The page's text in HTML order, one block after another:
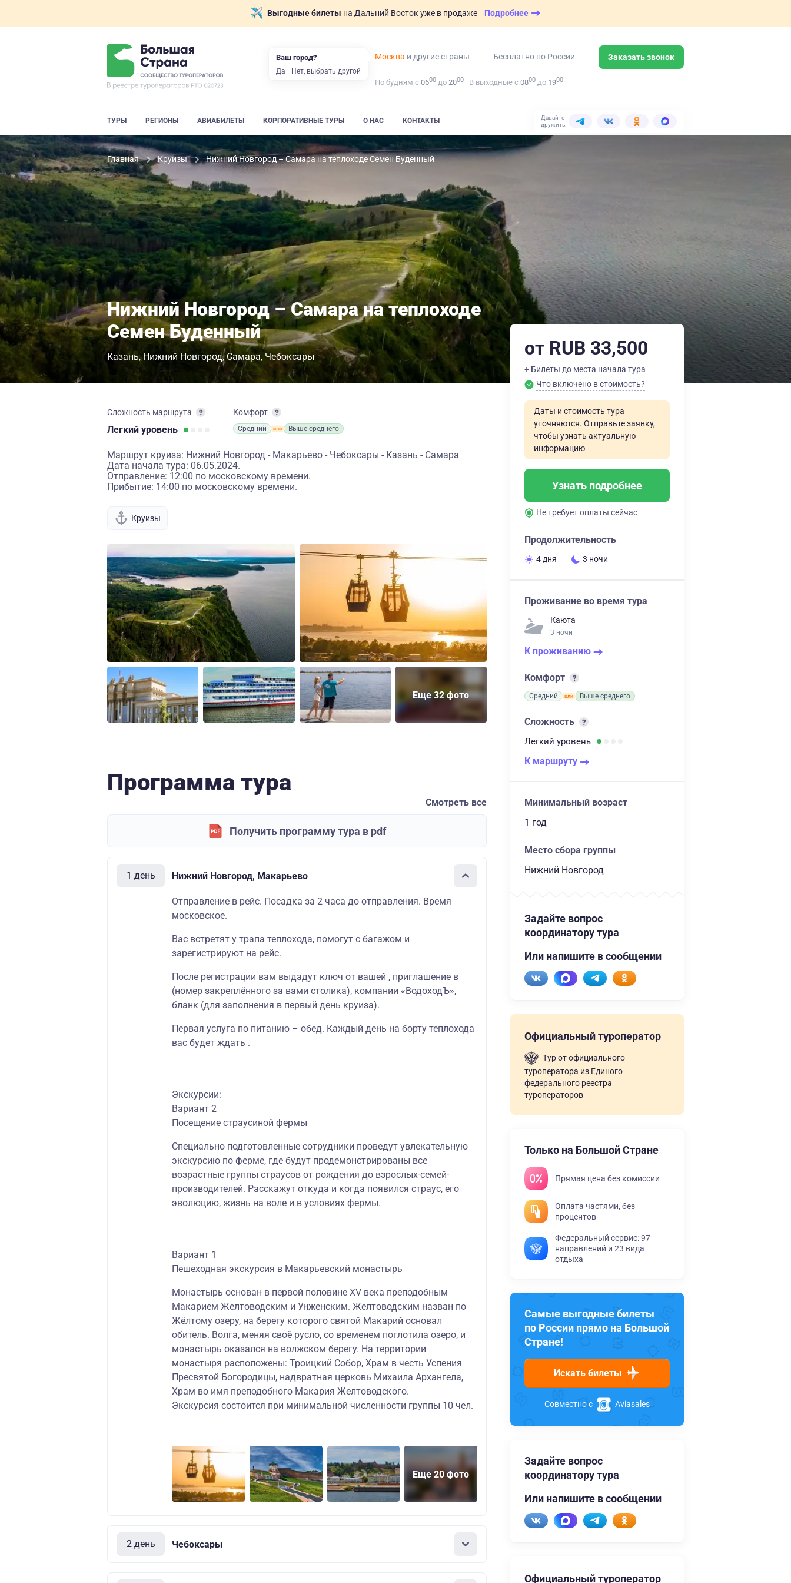
Выгодные билеты на Дальний Восток уже в продаже Подробнее
Москва и другие страны Бесплатно по России Заказать звонок
По будням с 0600 до 2000 В выходные с 0800 до 1900
ТУРЫ РЕГИОНЫ АВИАБИЛЕТЫ КОРПОРАТИВНЫЕ ТУРЫ О НАС КОНТАКТЫ
Давайте
дружить:
Главная Круизы Нижний Новгород – Самара на теплоходе Семен Буденный
Нижний Новгород – Самара на теплоходе
Семен Буденный
Казань Нижний Новгород Самара Чебоксары
Сложность маршрута
Легкий уровень
Комфорт
Средний Выше среднего
Маршрут круиза: Нижний Новгород - Макарьево - Чебоксары - Казань - Самара
Дата начала тура: 06.05.2024.
Отправление: 12:00 по московскому времени.
Прибытие: 14:00 по московскому времени.
Круизы
Еще 32 фото
Программа тура
Смотреть все
Получить программу тура в pdf
1 день Нижний Новгород, Макарьево
Отправление в рейс. Посадка за 2 часа до отправления. Время
московское.
Вас встретят у трапа теплохода, помогут с багажом и
зарегистрируют на рейс.
После регистрации вам выдадут ключ от вашей , приглашение в
(номер закреплённого за вами столика), компании «ВодоходЪ»,
бланк (для заполнения в первый день круиза).
Первая услуга по питанию – обед. Каждый день на борту теплохода
вас будет ждать .
Экскурсии:
Вариант 2
Посещение страусиной фермы
Специально подготовленные сотрудники проведут увлекательную
экскурсию по ферме, где будут продемонстрированы все
возрастные группы страусов от рождения до взрослых-семей-
производителей. Расскажут откуда и когда появился страус, его
эволюцию, жизнь на воле и в условиях фермы.
Вариант 1
Пешеходная экскурсия в Макарьевский монастырь
Монастырь основан в первой половине XV века преподобным
Макарием Желтоводским и Унженским. Желтоводским назван по
Жёлтому озеру, на берегу которого святой Макарий основал
обитель. Волга, меняя своё русло, со временем поглотила озеро, и
монастырь оказался на волжском берегу. На территории
монастыря расположены: Троицкий Собор, Храм в честь Успения
Пресвятой Богородицы, надвратная церковь Михаила Архангела,
Храм во имя преподобного Макария Желтоводского.
Экскурсия состоится при минимальной численности группы 10 чел.
Еще 20 фото
2 день Чебоксары
от RUB 33,500
+ Билеты до места начала тура
Что включено в стоимость?
Даты и стоимость тура
уточняются. Отправьте заявку,
чтобы узнать актуальную
информацию
Узнать подробнее
Не требует оплаты сейчас
Продолжительность
4 дня 3 ночи
Проживание во время тура
Каюта
3 ночи
К проживанию
Комфорт
Средний Выше среднего
Сложность
Легкий уровень
К маршруту
Минимальный возраст
1 год
Место сбора группы
Нижний Новгород
Задайте вопрос
координатору тура
Или напишите в сообщении
Официальный туроператор
Тур от официального
туроператора из Единого
федерального реестра
туроператоров
Только на Большой Стране
Прямая цена без комиссии
Оплата частями, без
процентов
Федеральный сервис: 97
направлений и 23 вида
отдыха
Самые выгодные билеты
по России прямо на Большой
Стране!
Искать билеты
Совместно с Aviasales
Задайте вопрос
координатору тура
Или напишите в сообщении
Официальный туроператор
Ваш город?
Да Нет, выбрать другой